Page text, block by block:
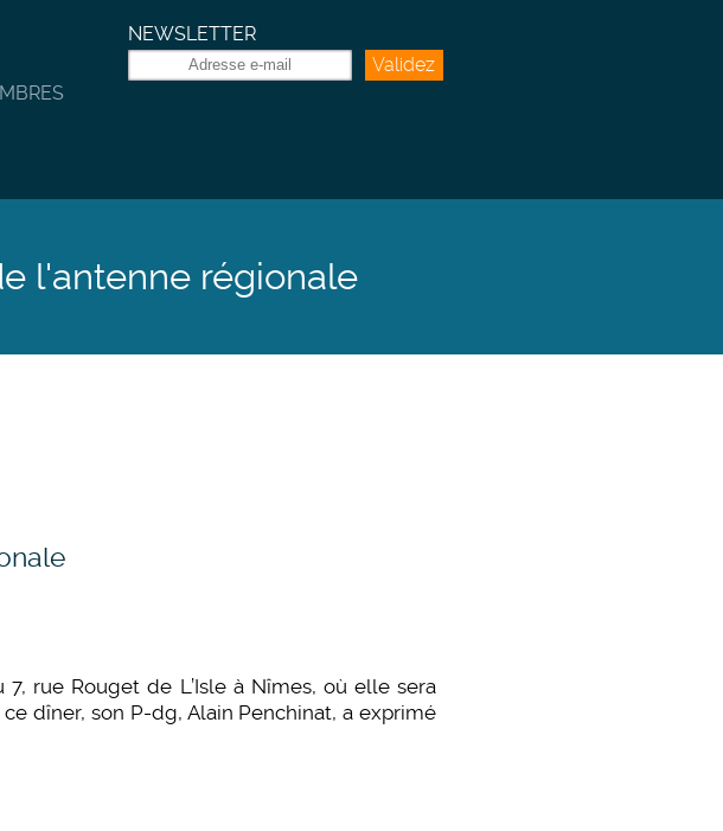
NEWSLETTER
Validez
l'antenne régionale
rue Rouget de L’Isle à Nîmes, où elle sera
dîner, son P-dg, Alain Penchinat, a exprimé